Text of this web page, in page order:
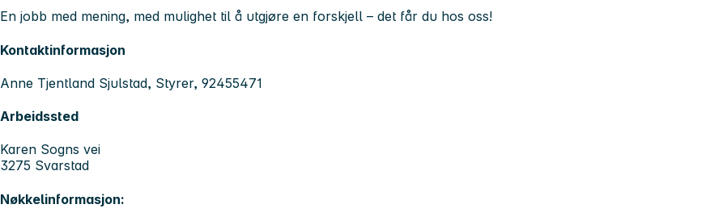
En jobb med mening, med mulighet til å utgjøre en forskjell – det får du hos oss!
Kontaktinformasjon
Anne Tjentland Sjulstad, Styrer, 92455471
Arbeidssted
Karen Sogns vei
3275 Svarstad
Nøkkelinformasjon: